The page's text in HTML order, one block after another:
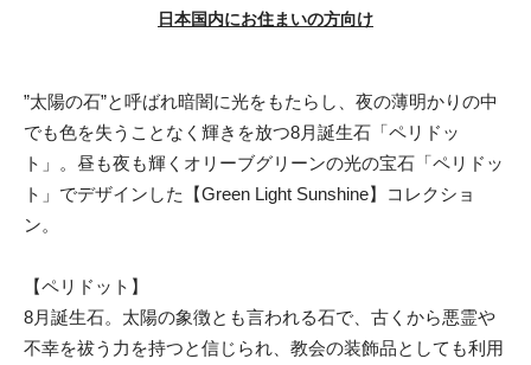
日本国内にお住まいの方向け
”太陽の石”と呼ばれ暗闇に光をもたらし、夜の薄明かりの中
でも色を失うことなく輝きを放つ8月誕生石「ペリドッ
ト」。昼も夜も輝くオリーブグリーンの光の宝石「ペリドッ
ト」でデザインした【Green Light Sunshine】コレクショ
ン。
【ペリドット】
8月誕生石。太陽の象徴とも言われる石で、古くから悪霊や
不幸を祓う力を持つと信じられ、教会の装飾品としても利用